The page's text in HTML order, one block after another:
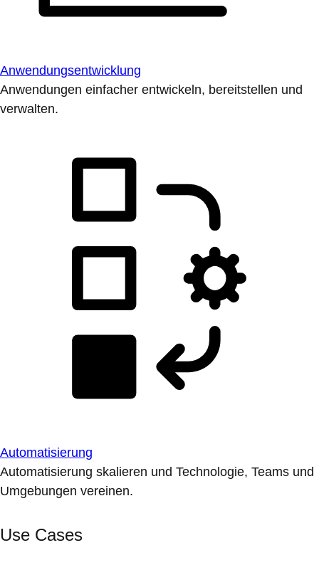
Anwendungsentwicklung
Anwendungen einfacher entwickeln, bereitstellen und
verwalten.
Automatisierung
Automatisierung skalieren und Technologie, Teams und
Umgebungen vereinen.
Use Cases